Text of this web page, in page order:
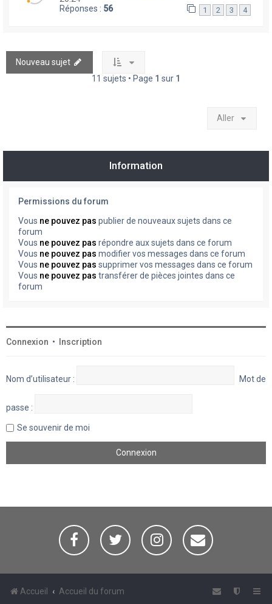
Réponses : 56 1 2 3 4
Nouveau sujet
11 sujets • Page 1 sur 1
Aller
Information
Permissions du forum
Vous ne pouvez pas publier de nouveaux sujets dans ce
forum
Vous ne pouvez pas répondre aux sujets dans ce forum
Vous ne pouvez pas modifier vos messages dans ce forum
Vous ne pouvez pas supprimer vos messages dans ce forum
Vous ne pouvez pas transférer de pièces jointes dans ce
forum
Connexion • Inscription
Nom d’utilisateur : Mot de
passe :
Se souvenir de moi
Accueil Accueil du forum